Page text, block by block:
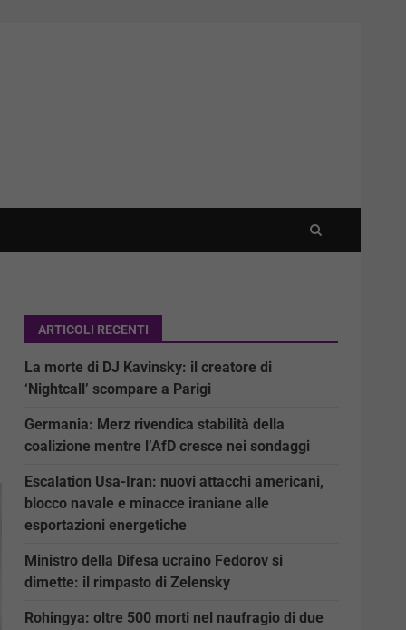
ARTICOLI RECENTI
La morte di DJ Kavinsky: il creatore di
‘Nightcall’ scompare a Parigi
Germania: Merz rivendica stabilità della
coalizione mentre l’AfD cresce nei sondaggi
Escalation Usa-Iran: nuovi attacchi americani,
blocco navale e minacce iraniane alle
esportazioni energetiche
Ministro della Difesa ucraino Fedorov si
dimette: il rimpasto di Zelensky
Rohingya: oltre 500 morti nel naufragio di due